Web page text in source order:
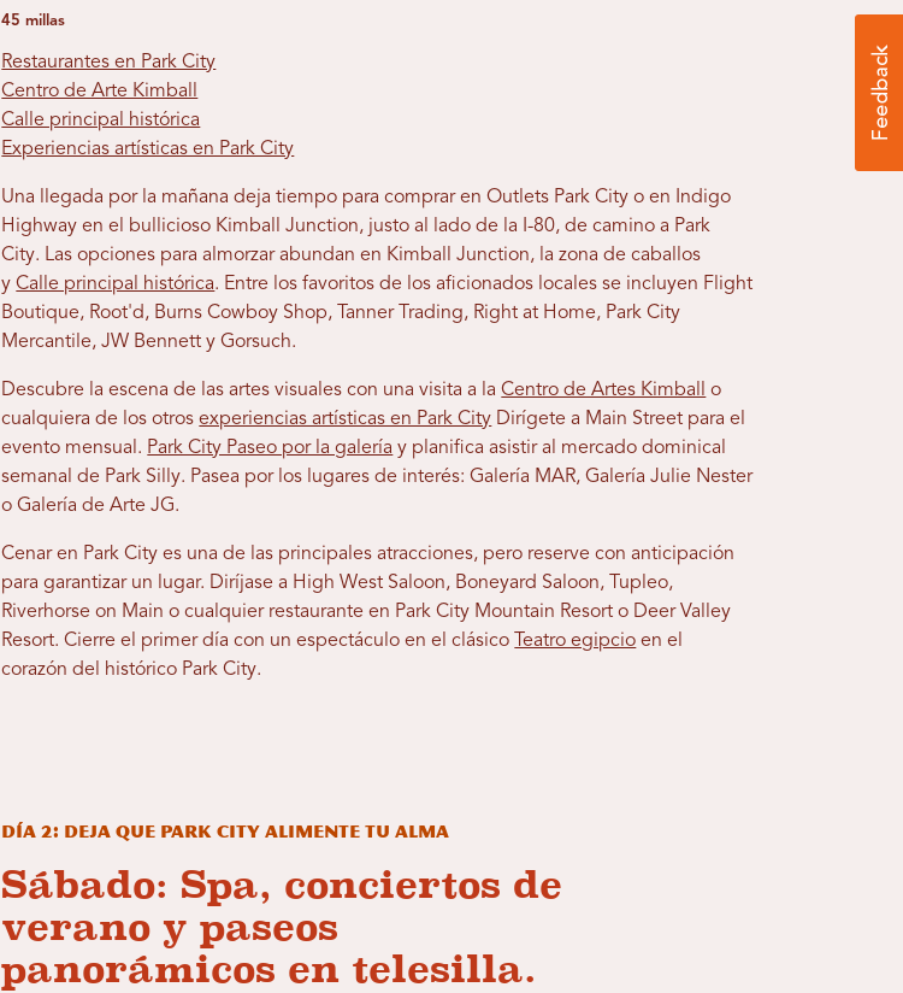
45 millas
Restaurantes en Park City
Centro de Arte Kimball
Calle principal histórica
Experiencias artísticas en Park City
Una llegada por la mañana deja tiempo para comprar en Outlets Park City o en Indigo
Highway en el bullicioso Kimball Junction, justo al lado de la I-80, de camino a Park
City. Las opciones para almorzar abundan en Kimball Junction, la zona de caballos
yCalle principal histórica. Entre los favoritos de los aficionados locales se incluyen Flight
Boutique, Root'd, Burns Cowboy Shop, Tanner Trading, Right at Home, Park City
Mercantile, JW Bennett y Gorsuch.
Descubre la escena de las artes visuales con una visita a laCentro de Artes Kimball o
cualquiera de los otrosexperiencias artísticas en Park City Dirígete a Main Street para el
evento mensual. Park City Paseo por la galería y planifica asistir al mercado dominical
semanal de Park Silly. Pasea por los lugares de interés: Galería MAR, Galería Julie Nester
o Galería de Arte JG.
Cenar en Park City es una de las principales atracciones, pero reserve con anticipación
para garantizar un lugar. Diríjase a High West Saloon, Boneyard Saloon, Tupleo,
Riverhorse on Main o cualquier restaurante en Park City Mountain Resort o Deer Valley
Resort. Cierre el primer día con un espectáculo en el clásico Teatro egipcio en el
corazón del histórico Park City.
Día 2: Deja que Park City alimente tu alma
Sábado: Spa, conciertos de
verano y paseos
panorámicos en telesilla.